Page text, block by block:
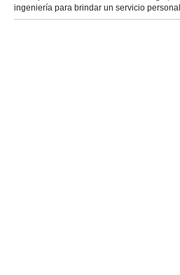
ingeniería para brindar un servicio